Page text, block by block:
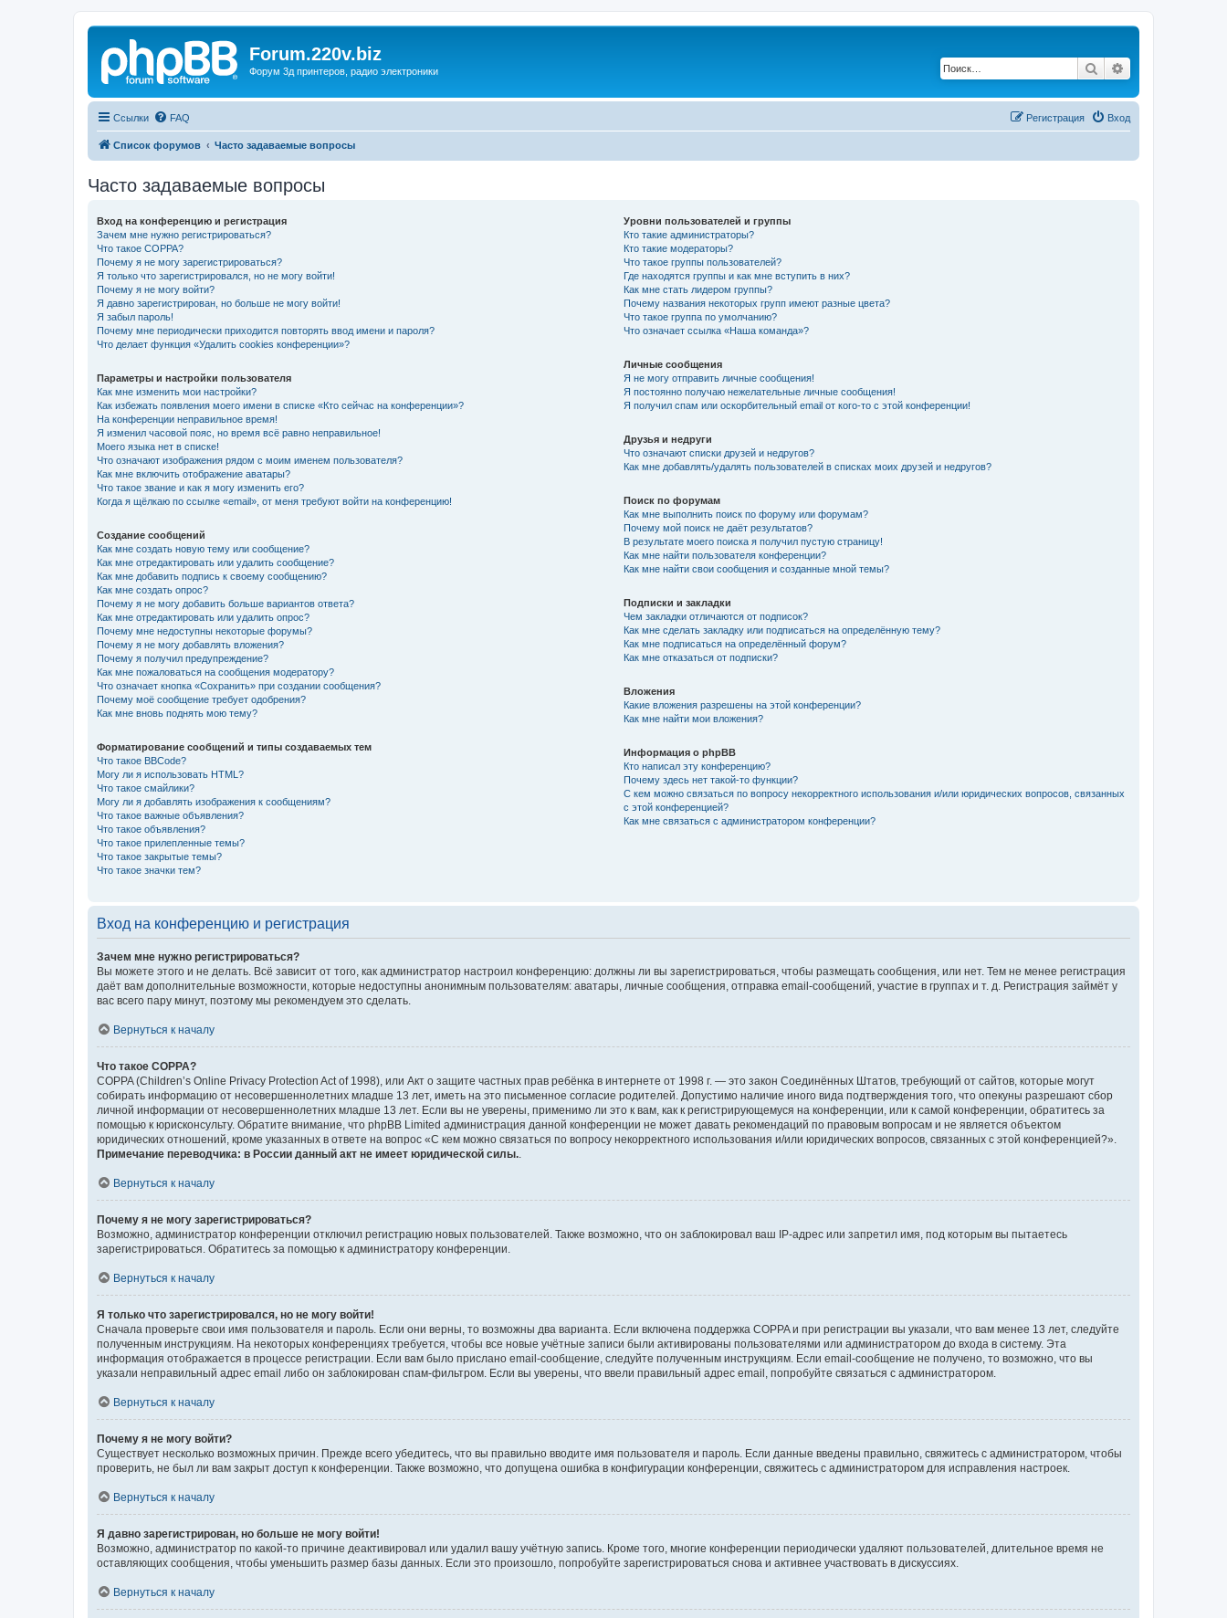
Forum.220v.biz
Форум 3д принтеров, радио электроники Поиск
Ссылки FAQ Вход
Регистрация
Список форумов Часто задаваемые вопросы
Часто задаваемые вопросы
Вход на конференцию и регистрация
Зачем мне нужно регистрироваться?
Что такое COPPA?
Почему я не могу зарегистрироваться?
Я только что зарегистрировался, но не могу войти!
Почему я не могу войти?
Я давно зарегистрирован, но больше не могу войти!
Я забыл пароль!
Почему мне периодически приходится повторять ввод имени и пароля?
Что делает функция «Удалить cookies конференции»?
Параметры и настройки пользователя
Как мне изменить мои настройки?
Как избежать появления моего имени в списке «Кто сейчас на конференции»?
На конференции неправильное время!
Я изменил часовой пояс, но время всё равно неправильное!
Моего языка нет в списке!
Что означают изображения рядом с моим именем пользователя?
Как мне включить отображение аватары?
Что такое звание и как я могу изменить его?
Когда я щёлкаю по ссылке «email», от меня требуют войти на конференцию!
Создание сообщений
Как мне создать новую тему или сообщение?
Как мне отредактировать или удалить сообщение?
Как мне добавить подпись к своему сообщению?
Как мне создать опрос?
Почему я не могу добавить больше вариантов ответа?
Как мне отредактировать или удалить опрос?
Почему мне недоступны некоторые форумы?
Почему я не могу добавлять вложения?
Почему я получил предупреждение?
Как мне пожаловаться на сообщения модератору?
Что означает кнопка «Сохранить» при создании сообщения?
Почему моё сообщение требует одобрения?
Как мне вновь поднять мою тему?
Форматирование сообщений и типы создаваемых тем
Что такое BBCode?
Могу ли я использовать HTML?
Что такое смайлики?
Могу ли я добавлять изображения к сообщениям?
Что такое важные объявления?
Что такое объявления?
Что такое прилепленные темы?
Что такое закрытые темы?
Что такое значки тем?
Уровни пользователей и группы
Кто такие администраторы?
Кто такие модераторы?
Что такое группы пользователей?
Где находятся группы и как мне вступить в них?
Как мне стать лидером группы?
Почему названия некоторых групп имеют разные цвета?
Что такое группа по умолчанию?
Что означает ссылка «Наша команда»?
Личные сообщения
Я не могу отправить личные сообщения!
Я постоянно получаю нежелательные личные сообщения!
Я получил спам или оскорбительный email от кого-то с этой конференции!
Друзья и недруги
Что означают списки друзей и недругов?
Как мне добавлять/удалять пользователей в списках моих друзей и недругов?
Поиск по форумам
Как мне выполнить поиск по форуму или форумам?
Почему мой поиск не даёт результатов?
В результате моего поиска я получил пустую страницу!
Как мне найти пользователя конференции?
Как мне найти свои сообщения и созданные мной темы?
Подписки и закладки
Чем закладки отличаются от подписок?
Как мне сделать закладку или подписаться на определённую тему?
Как мне подписаться на определённый форум?
Как мне отказаться от подписки?
Вложения
Какие вложения разрешены на этой конференции?
Как мне найти мои вложения?
Информация о phpBB
Кто написал эту конференцию?
Почему здесь нет такой-то функции?
С кем можно связаться по вопросу некорректного использования и/или юридических вопросов, связанных
с этой конференцией?
Как мне связаться с администратором конференции?
Вход на конференцию и регистрация
Зачем мне нужно регистрироваться?
Вы можете этого и не делать. Всё зависит от того, как администратор настроил конференцию: должны ли вы зарегистрироваться, чтобы размещать сообщения, или нет. Тем не менее регистрация
даёт вам дополнительные возможности, которые недоступны анонимным пользователям: аватары, личные сообщения, отправка email-сообщений, участие в группах и т. д. Регистрация займёт у
вас всего пару минут, поэтому мы рекомендуем это сделать.
Вернуться к началу
Что такое COPPA?
COPPA (Children’s Online Privacy Protection Act of 1998), или Акт о защите частных прав ребёнка в интернете от 1998 г. — это закон Соединённых Штатов, требующий от сайтов, которые могут
собирать информацию от несовершеннолетних младше 13 лет, иметь на это письменное согласие родителей. Допустимо наличие иного вида подтверждения того, что опекуны разрешают сбор
личной информации от несовершеннолетних младше 13 лет. Если вы не уверены, применимо ли это к вам, как к регистрирующемуся на конференции, или к самой конференции, обратитесь за
помощью к юрисконсульту. Обратите внимание, что phpBB Limited администрация данной конференции не может давать рекомендаций по правовым вопросам и не является объектом
юридических отношений, кроме указанных в ответе на вопрос «С кем можно связаться по вопросу некорректного использования и/или юридических вопросов, связанных с этой конференцией?».
Примечание переводчика: в России данный акт не имеет юридической силы.
Вернуться к началу
Почему я не могу зарегистрироваться?
Возможно, администратор конференции отключил регистрацию новых пользователей. Также возможно, что он заблокировал ваш IP-адрес или запретил имя, под которым вы пытаетесь
зарегистрироваться. Обратитесь за помощью к администратору конференции.
Вернуться к началу
Я только что зарегистрировался, но не могу войти!
Сначала проверьте свои имя пользователя и пароль. Если они верны, то возможны два варианта. Если включена поддержка COPPA и при регистрации вы указали, что вам менее 13 лет, следуйте
полученным инструкциям. На некоторых конференциях требуется, чтобы все новые учётные записи были активированы пользователями или администратором до входа в систему. Эта
информация отображается в процессе регистрации. Если вам было прислано email-сообщение, следуйте полученным инструкциям. Если email-сообщение не получено, то возможно, что вы
указали неправильный адрес email либо он заблокирован спам-фильтром. Если вы уверены, что ввели правильный адрес email, попробуйте связаться с администратором.
Вернуться к началу
Почему я не могу войти?
Существует несколько возможных причин. Прежде всего убедитесь, что вы правильно вводите имя пользователя и пароль. Если данные введены правильно, свяжитесь с администратором, чтобы
проверить, не был ли вам закрыт доступ к конференции. Также возможно, что допущена ошибка в конфигурации конференции, свяжитесь с администратором для исправления настроек.
Вернуться к началу
Я давно зарегистрирован, но больше не могу войти!
Возможно, администратор по какой-то причине деактивировал или удалил вашу учётную запись. Кроме того, многие конференции периодически удаляют пользователей, длительное время не
оставляющих сообщения, чтобы уменьшить размер базы данных. Если это произошло, попробуйте зарегистрироваться снова и активнее участвовать в дискуссиях.
Вернуться к началу